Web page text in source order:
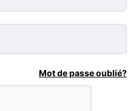
Mot de passe oublié?